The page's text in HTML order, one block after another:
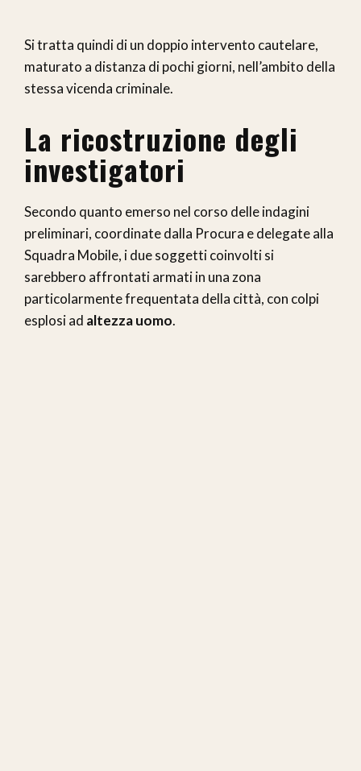
Si tratta quindi di un doppio intervento cautelare,
maturato a distanza di pochi giorni, nell’ambito della
stessa vicenda criminale.
La ricostruzione degli
investigatori
Secondo quanto emerso nel corso delle indagini
preliminari, coordinate dalla Procura e delegate alla
Squadra Mobile, i due soggetti coinvolti si
sarebbero affrontati armati in una zona
particolarmente frequentata della città, con colpi
esplosi ad altezza uomo.